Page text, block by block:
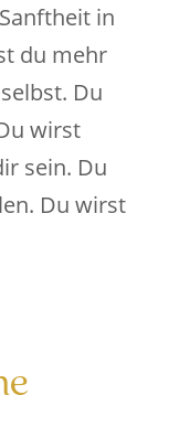
in
du mehr
Du
wirst
sein. Du
Du wirst